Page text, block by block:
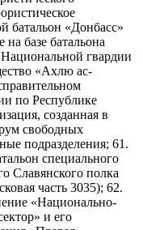
батальон «Донбасс»
базе батальона
гвардии
«Ахлю ас-
по Республике
созданная в
свободных
подразделения; 61.
специального
Славянского полка
часть 3035); 62.
«Национально-
и его